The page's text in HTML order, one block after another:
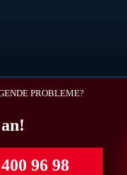
PROBLEME?
96 98